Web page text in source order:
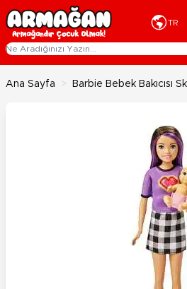
İçeriğe geç
TR
Ana Sayfa > Barbie Bebek Bakıcısı